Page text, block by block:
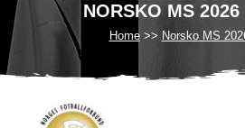
NORSKO MS
Home Norsko MS